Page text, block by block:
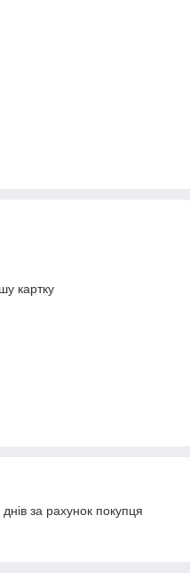
картку
за рахунок покупця